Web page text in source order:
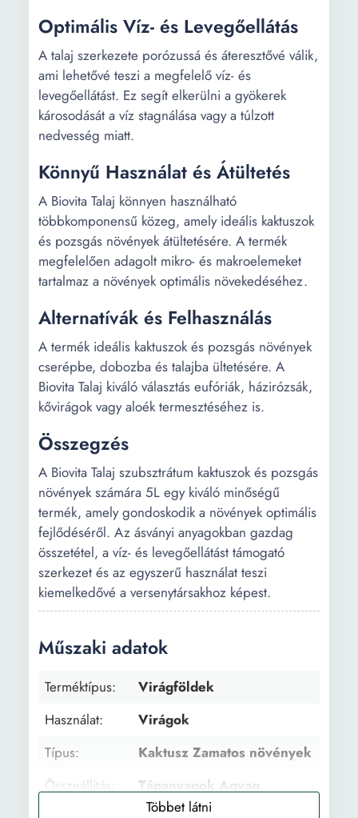
Optimális Víz- és Levegőellátás
A talaj szerkezete porózussá és áteresztővé válik,
ami lehetővé teszi a megfelelő víz- és
levegőellátást. Ez segít elkerülni a gyökerek
károsodását a víz stagnálása vagy a túlzott
nedvesség miatt.
Könnyű Használat és Átültetés
A Biovita Talaj könnyen használható
többkomponensű közeg, amely ideális kaktuszok
és pozsgás növények átültetésére. A termék
megfelelően adagolt mikro- és makroelemeket
tartalmaz a növények optimális növekedéséhez.
Alternatívák és Felhasználás
A termék ideális kaktuszok és pozsgás növények
cserépbe, dobozba és talajba ültetésére. A
Biovita Talaj kiváló választás eufóriák, házirózsák,
kővirágok vagy aloék termesztéséhez is.
Összegzés
A Biovita Talaj szubsztrátum kaktuszok és pozsgás
növények számára 5L egy kiváló minőségű
termék, amely gondoskodik a növények optimális
fejlődéséről. Az ásványi anyagokban gazdag
összetétel, a víz- és levegőellátást támogató
szerkezet és az egyszerű használat teszi
kiemelkedővé a versenytársakhoz képest.
Műszaki adatok
Terméktípus:
Virágföldek
Használat:
Virágok
Típus:
Kaktusz Zamatos növények
Összeállítás:
Tápanyagok Agyag